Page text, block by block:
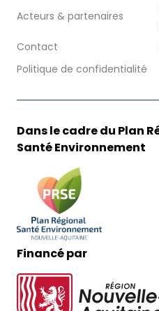
Acteurs & partenaires
Contact
Politique de confidentialité
Dans le cadre du Plan
Santé Environnement
Financé par